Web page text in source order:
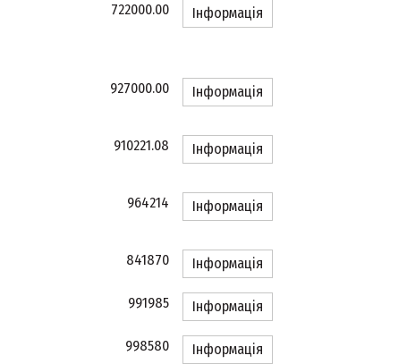
722000.00 Інформація
927000.00 Інформація
910221.08 Інформація
964214 Інформація
841870 Інформація
991985 Інформація
998580 Інформація